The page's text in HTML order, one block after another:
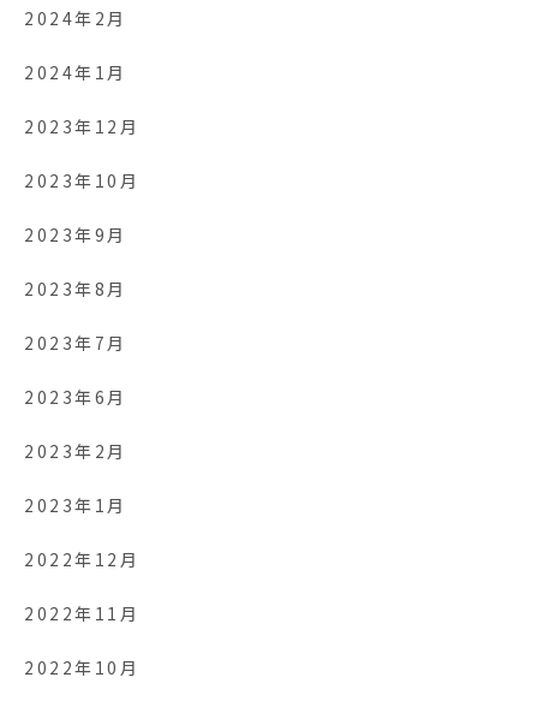
2024年2月
2024年1月
2023年12月
2023年10月
2023年9月
2023年8月
2023年7月
2023年6月
2023年2月
2023年1月
2022年12月
2022年11月
2022年10月